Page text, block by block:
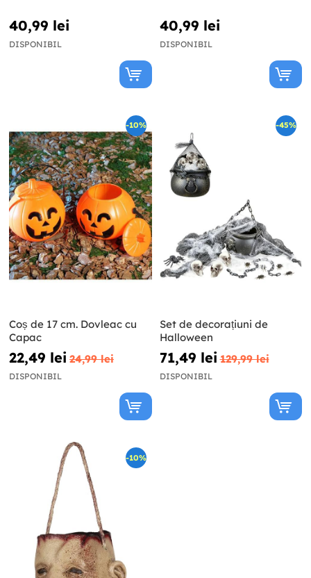
40,99 lei
DISPONIBIL
40,99 lei
DISPONIBIL
-10%
Coș de 17 cm. Dovleac cu
Capac
22,49 lei 24,99 lei
DISPONIBIL
-45%
Set de decorațiuni de
Halloween
71,49 lei 129,99 lei
DISPONIBIL
-10%